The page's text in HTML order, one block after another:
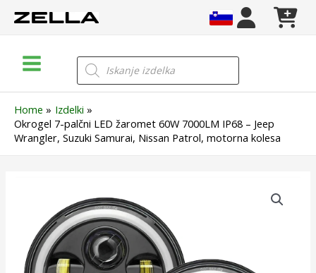
Menu
Products
search
Home
Izdelki
Okrogel 7-palčni LED žaromet 60W 7000LM IP68 – Jeep
Wrangler, Suzuki Samurai, Nissan Patrol, motorna kolesa
žaromet
60W